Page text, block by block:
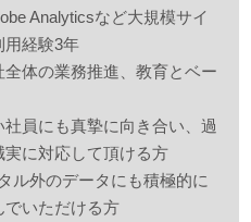
Analyticsなど大規模サイ
用経験3年
全体の業務推進、教育とベー
社員にも真摯に向き合い、過
に対応して頂ける方
ル外のデータにも積極的に
でいただける方